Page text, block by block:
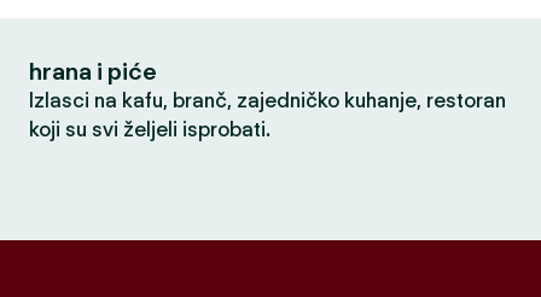
hrana i piće
Izlasci na kafu, branč, zajedničko kuhanje, restoran
koji su svi željeli isprobati.